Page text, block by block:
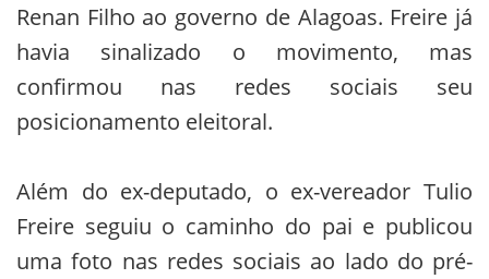
Renan Filho ao governo de Alagoas. Freire já
havia sinalizado o movimento, mas
confirmou nas redes sociais seu
posicionamento eleitoral.
Além do ex-deputado, o ex-vereador Tulio
Freire seguiu o caminho do pai e publicou
uma foto nas redes sociais ao lado do pré-